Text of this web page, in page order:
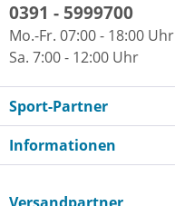
0391 - 5999700
Mo.-Fr. 07:00 - 18:00 Uhr
Sa. 7:00 - 12:00 Uhr
Sport-Partner
Informationen